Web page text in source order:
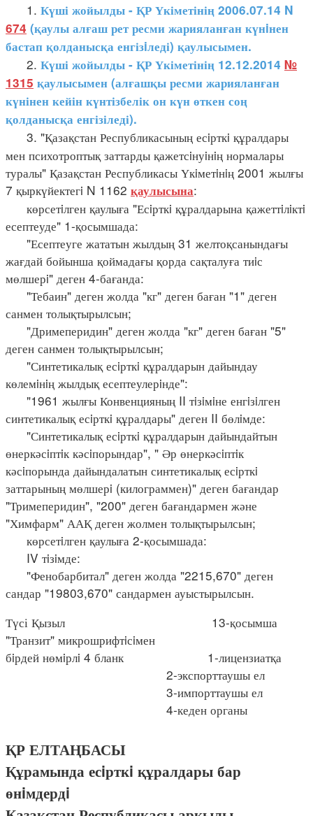
1. Күші жойылды - ҚР Үкіметінің 2006.07.14 N
674 (қаулы алғаш рет ресми жарияланған күнiнен
бастап қолданысқа енгізiледі) қаулысымен.
2. Күші жойылды - ҚР Үкіметінің 12.12.2014 №
1315 қаулысымен (алғашқы ресми жарияланған
күнінен кейін күнтізбелік он күн өткен соң
қолданысқа енгізіледі).
3. "Қазақстан Республикасының есiрткi құралдары
мен психотроптық заттарды қажетсiнуiнiң нормалары
туралы" Қазақстан Республикасы Үкiметiнiң 2001 жылғы
7 қыркүйектегi N 1162 қаулысына:
көрсетiлген қаулыға "Есiрткi құралдарына қажеттiлiктi
есептеуде" 1-қосымшада:
"Есептеуге жататын жылдың 31 желтоқсанындағы
жағдай бойынша қоймадағы қорда сақталуға тиiс
мөлшерi" деген 4-бағанда:
"Тебаин" деген жолда "кг" деген баған "1" деген
санмен толықтырылсын;
"Дримеперидин" деген жолда "кг" деген баған "5"
деген санмен толықтырылсын;
"Синтетикалық есiрткi құралдарын дайындау
көлемiнiң жылдық есептеулерiнде":
"1961 жылғы Конвенцияның II тiзiмiне енгiзiлген
синтетикалық есiрткi құралдары" деген II бөлiмде:
"Синтетикалық есiрткi құралдарын дайындайтын
өнеркәсiптiк кәсiпорындар", " Әр өнеркәсiптiк
кәсiпорында дайындалатын синтетикалық есiрткi
заттарының мөлшерi (килограммен)" деген бағандар
"Тримеперидин", "200" деген бағандармен және
"Химфарм" ААҚ деген жолмен толықтырылсын;
көрсетiлген қаулыға 2-қосымшада:
IV тiзiмде:
"Фенобарбитал" деген жолда "2215,670" деген
сандар "19803,670" сандармен ауыстырылсын.
Түсі Қызыл 13-қосымша
"Транзит" микрошрифтiсiмен
бiрдей нөмiрлi 4 бланк 1-лицензиатқа
2-экспорттаушы ел
3-импорттаушы ел
4-кеден органы
ҚР ЕЛТАҢБАСЫ
Құрамында есiрткi құралдары бар
өнiмдердi